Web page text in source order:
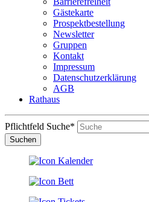
Gästekarte
Prospektbestellung
Newsletter
Gruppen
Kontakt
Impressum
Datenschutzerklärung
AGB
Rathaus
Pflichtfeld Suche*
Suchen